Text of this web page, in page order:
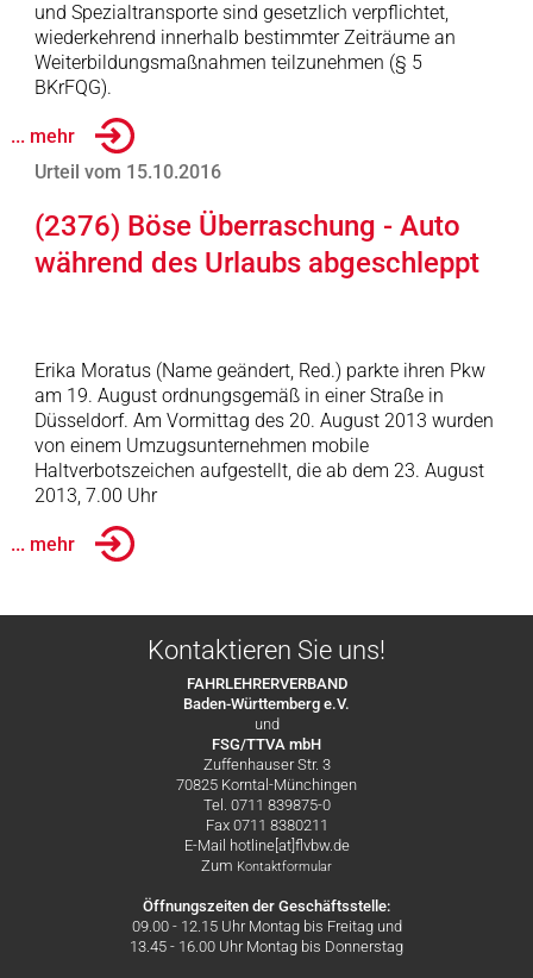
und Spezialtransporte sind gesetzlich verpflichtet,
wiederkehrend innerhalb bestimmter Zeiträume an
Weiterbildungsmaßnahmen teilzunehmen (§ 5
BKrFQG).
... mehr
Urteil vom 15.10.2016
(2376) Böse Überraschung - Auto
während des Urlaubs abgeschleppt
Erika Moratus (Name geändert, Red.) parkte ihren Pkw
am 19. August ordnungsgemäß in einer Straße in
Düsseldorf. Am Vormittag des 20. August 2013 wurden
von einem Umzugsunternehmen mobile
Haltverbotszeichen aufgestellt, die ab dem 23. August
2013, 7.00 Uhr
... mehr
Kontaktieren Sie uns!
FAHRLEHRERVERBAND
Baden-Württemberg e.V.
und
FSG/TTVA mbH
Zuffenhauser Str. 3
70825 Korntal-Münchingen
Tel. 0711 839875-0
Fax 0711 8380211
E-Mail hotline[at]flvbw.de
Zum Kontaktformular
Öffnungszeiten der Geschäftsstelle:
09.00 - 12.15 Uhr Montag bis Freitag und
13.45 - 16.00 Uhr Montag bis Donnerstag